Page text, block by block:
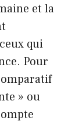
et la
qui
Pour
» ou